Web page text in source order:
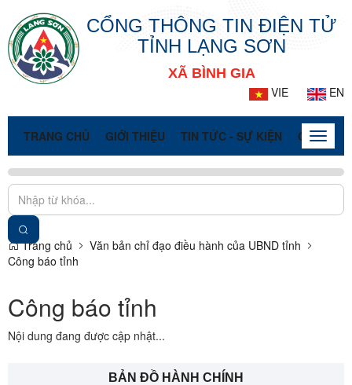
CỔNG THÔNG TIN ĐIỆN TỬ
TỈNH LẠNG SƠN
XÃ BÌNH GIA
VIE
EN
TRANG CHỦ GIỚI THIỆU TIN TỨC - SỰ KIỆN CỔNGToggle
Trang chủ
Văn bản chỉ đạo điều hành của UBND tỉnh
Công báo tỉnh
Công báo tỉnh
Nội dung đang được cập nhật...
BẢN ĐỒ HÀNH CHÍNH